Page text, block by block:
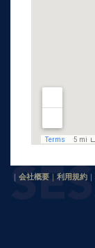
｜ 会社概要 ｜ 利用規約 ｜